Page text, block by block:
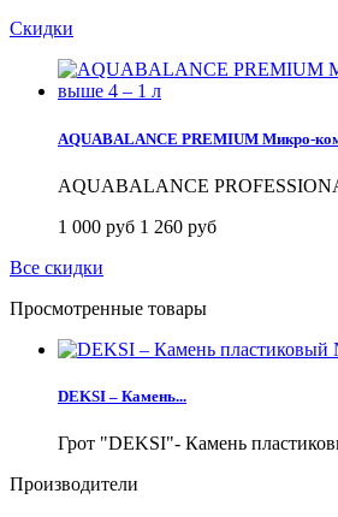
Скидки
AQUABALANCE PREMIUM Микро-
AQUABALANCE
1 000 руб 1 260 руб
Все скидки
Просмотренные товары
DEKSI – Камень...
Грот "DEKSI"- Камень
Производители